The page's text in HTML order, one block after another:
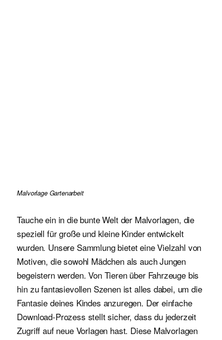
Malvorlage Gartenarbeit
Tauche ein in die bunte Welt der Malvorlagen, die
speziell für große und kleine Kinder entwickelt
wurden. Unsere Sammlung bietet eine Vielzahl von
Motiven, die sowohl Mädchen als auch Jungen
begeistern werden. Von Tieren über Fahrzeuge bis
hin zu fantasievollen Szenen ist alles dabei, um die
Fantasie deines Kindes anzuregen. Der einfache
Download-Prozess stellt sicher, dass du jederzeit
Zugriff auf neue Vorlagen hast. Diese Malvorlagen